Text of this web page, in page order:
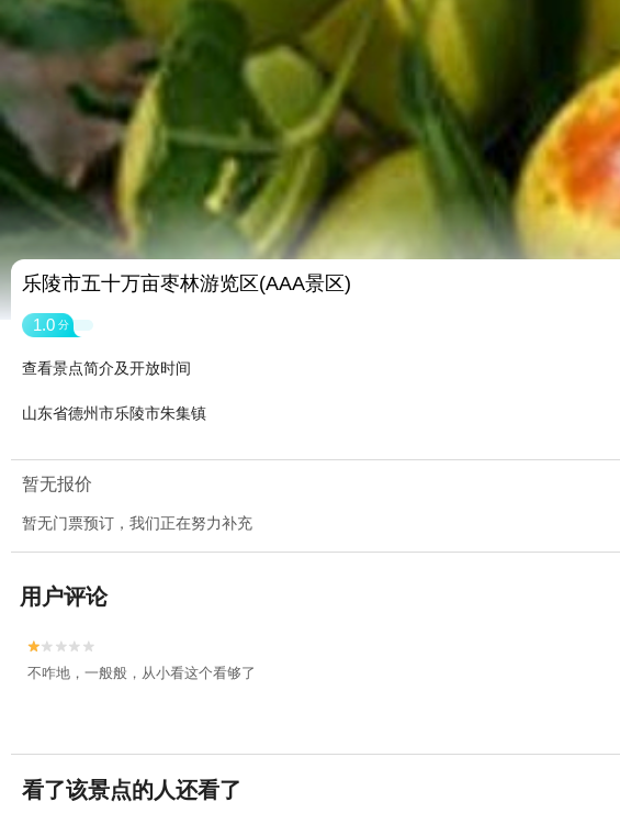
乐陵市五十万亩枣林游览区(AAA景区)
1.0 分
查看景点简介及开放时间
山东省德州市乐陵市朱集镇
暂无报价
暂无门票预订，我们正在努力补充
用户评论


不咋地，一般般，从小看这个看够了
看了该景点的人还看了